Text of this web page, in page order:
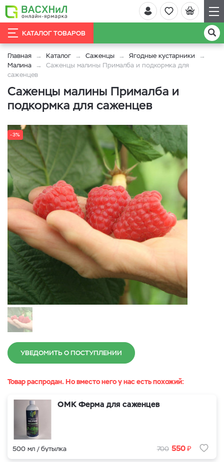
КАТАЛОГ ТОВАРОВ
Главная Каталог Саженцы
Ягодные кустарники
Малина
Саженцы малины Прималба и подкормка для
саженцев
Саженцы малины Прималба и
подкормка для саженцев
-3%
УВЕДОМИТЬ О ПОСТУПЛЕНИИ
Товар распродан. Но вместо него у нас есть похожий:
ОМК Ферма для саженцев
500 мл / бутылка 700 550₽